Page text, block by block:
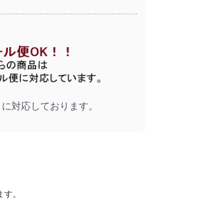
対応しております。
。